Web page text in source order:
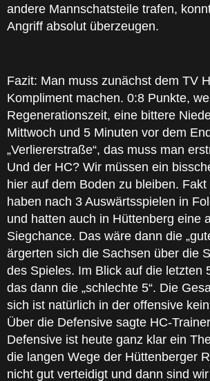
andere Mannschatsteile trafen,
Angriff absolut überzeugen.
Fazit: Man muss zunächst dem TV
Kompliment machen. 0:8 Punkte,
Regenerationszeit, eine bittere
Mittwoch und 5 Minuten vor dem
„Verliererstraße“, das muss man
Und der HC? Wir müssen ein
hier auf dem Boden zu bleiben.
haben nach 3 Auswärtsspielen in
und hatten auch in Hüttenberg eine
Siegchance. Das wäre dann die
ärgerten sich die Sachsen über die
des Spieles. Im Blick auf die letzten
das dann die „schlechte 5“. Die
sich ist natürlich in der offensive
Über die Defensive sagte HC-
Defensive ist heute ganz klar ein
die langen Wege der Hüttenberger
nicht gut verteidigt und dann sind